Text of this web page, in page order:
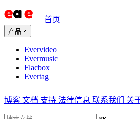
首页
产品
Evervideo
Evermusic
Flacbox
Evertag
博客 文档 支持 法律信息 联系我们 关